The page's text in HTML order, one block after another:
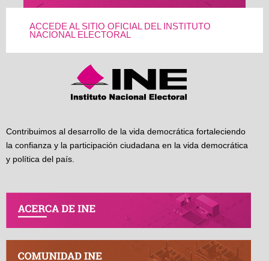
ACCEDE AL SITIO OFICIAL DEL INSTITUTO
NACIONAL ELECTORAL
Contribuimos al desarrollo de la vida democrática fortaleciendo
la confianza y la participación ciudadana en la vida democrática
y política del país.